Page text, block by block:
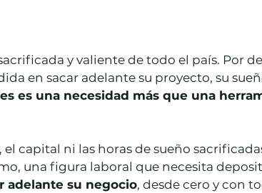
y valiente de todo el país. Por
en sacar adelante su proyecto, su
es una necesidad más que una
capital ni las horas de sueño
una figura laboral que necesita
adelante su negocio, desde cero y con